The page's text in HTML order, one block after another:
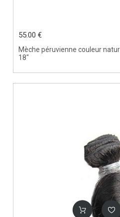
Mèche péruvienne couleur
18"
55.00 €